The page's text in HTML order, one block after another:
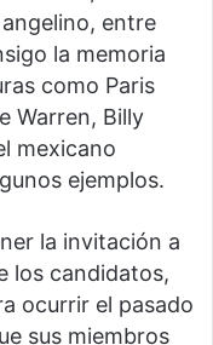
entre
la memoria
como Paris
Warren, Billy
mexicano
ejemplos.
la invitación a
los candidatos,
ocurrir el pasado
sus miembros